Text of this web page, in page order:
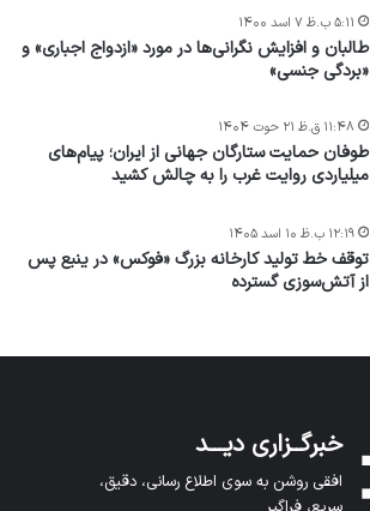
طالبان و افزایش نگرانی‌ها در مورد «ازدواج اجباری» و
«بردگی جنسی»
۵:۱۱ ب.ظ ۷ اسد ۱۴۰۰
طوفان حمایت ستارگان جهانی از ایران؛ پیام‌های
میلیاردی روایت غرب را به چالش کشید
۱۱:۴۸ ق.ظ ۲۱ حوت ۱۴۰۴
توقف خط تولید کارخانه بزرگ «فوکس» در ینبع پس
از آتش‌سوزی گسترده
۱۲:۱۹ ب.ظ ۱۰ اسد ۱۴۰۵
خبرگــزاری دیـــد
افقی روشن به سوی اطلاع رسانی، دقیق،